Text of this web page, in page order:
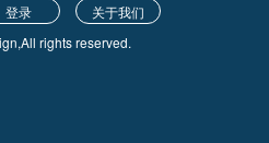
登录
关于我们
rights reserved.